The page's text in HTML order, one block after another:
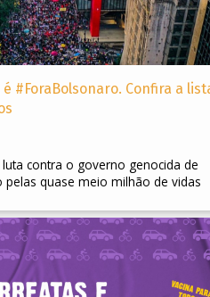
#ForaBolsonaro. Confira a
contra o governo genocida de
pelas quase meio milhão de vidas